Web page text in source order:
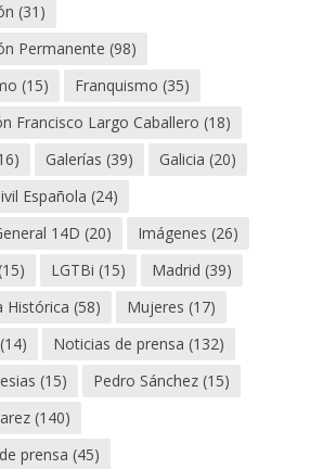
(31)
Permanente (98)
(15) Franquismo (35)
Francisco Largo Caballero (18)
Galerías (39) Galicia (20)
Española (24)
14D (20) Imágenes (26)
LGTBi (15) Madrid (39)
Histórica (58) Mujeres (17)
(14) Noticias de prensa (132)
(15) Pedro Sánchez (15)
(140)
prensa (45)